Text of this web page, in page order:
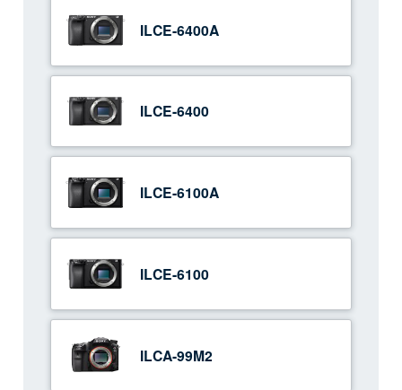
ILCE-6400A
ILCE-6400
ILCE-6100A
ILCE-6100
ILCA-99M2